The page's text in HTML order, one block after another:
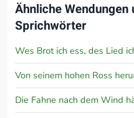
Ähnliche Wendungen
Sprichwörter
Wes Brot ich ess, des Lied
Von seinem hohen Ross
Die Fahne nach dem Wind